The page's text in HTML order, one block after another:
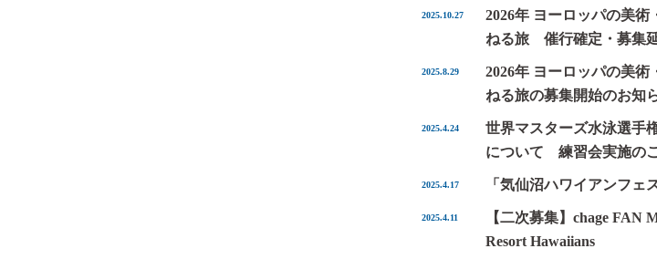
2025.10.27
2026年 ヨーロッパの美
ねる旅 催行確定・募集
2025.8.29
2026年 ヨーロッパの美
ねる旅の募集開始のお知
2025.4.24
世界マスターズ水泳選手
について 練習会実施の
2025.4.17 「気仙沼ハワイアンフェ
2025.4.11
【二次募集】chage FAN
Resort Hawaiians